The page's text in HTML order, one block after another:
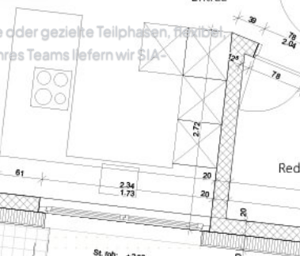
gezielte Teilphasen, flexibel,
Teams liefern wir SIA-